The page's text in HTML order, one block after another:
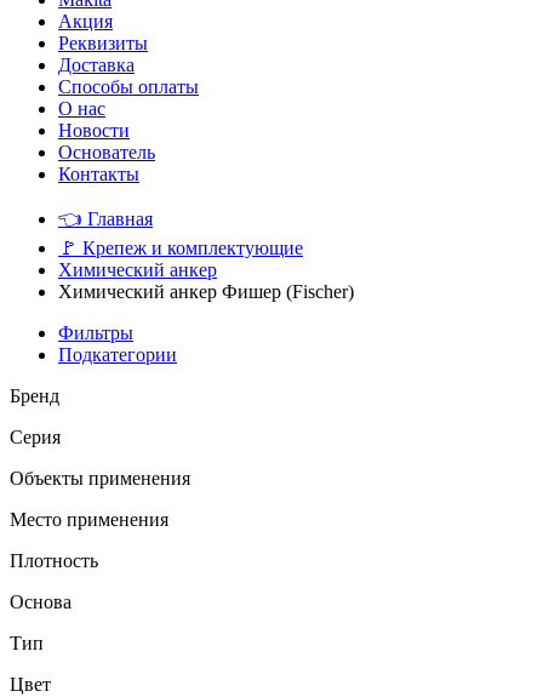
Акция
Реквизиты
Доставка
Способы оплаты
О нас
Новости
Основатель
Контакты
👈 Главная
🚩 Крепеж и комплектующие
Химический анкер
Химический анкер Фишер (Fischer)
Фильтры
Подкатегории
Бренд
Серия
Объекты применения
Место применения
Плотность
Основа
Тип
Цвет